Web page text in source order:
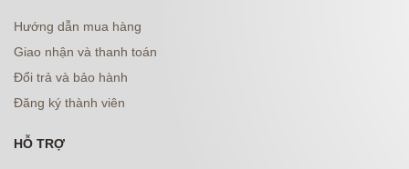
Hướng dẫn mua hàng
Giao nhận và thanh toán
Đổi trả và bảo hành
Đăng ký thành viên
HỖ TRỢ